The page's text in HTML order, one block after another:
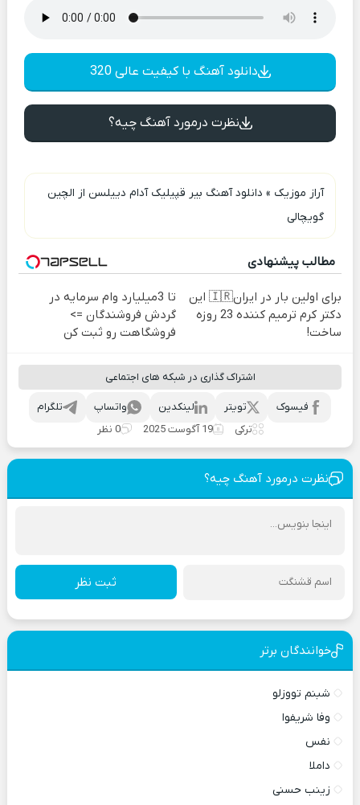
دانلود آهنگ با کیفیت عالی 320
نظرت درمورد آهنگ چیه؟
آراز موزیک » دانلود آهنگ بیر قپیلیک آدام دییلسن از الچین
گویچالی
مطالب پیشنهادی
برای اولین بار در ایران🇮🇷 این
دکتر کرم ترمیم کننده 23 روزه
ساخت!
تا 3میلیارد وام سرمایه در
گردش فروشندگان =>
فروشگاهت رو ثبت کن
اشتراک گذاری در شبکه های اجتماعی
تلگرام واتساپ لینکدین تویتر
فیسوک
ترکی
19 آگوست 2025 0 نظر
نظرت درمورد آهنگ چیه؟
ثبت نظر
خوانندگان برتر
شبنم تووزلو
وفا شریفوا
نفس
داملا
زینب حسنی